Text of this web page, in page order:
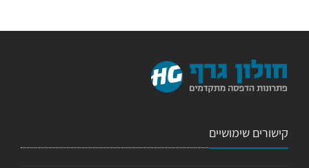
קישורים שימושיים